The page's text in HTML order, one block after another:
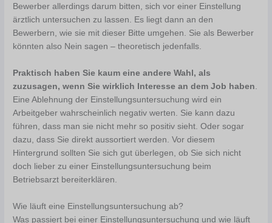
Bewerber allerdings darum bitten, sich vor einer Einstellung
ärztlich untersuchen zu lassen. Es liegt dann an den
Bewerbern, wie sie mit dieser Bitte umgehen. Sie als Bewerber
könnten also Nein sagen – theoretisch jedenfalls.
Praktisch haben Sie kaum eine andere Wahl, als
zuzusagen, wenn Sie wirklich Interesse an dem Job haben.
Eine Ablehnung der Einstellungsuntersuchung wird ein
Arbeitgeber wahrscheinlich negativ werten. Sie kann dazu
führen, dass man sie nicht mehr so positiv sieht. Oder sogar
dazu, dass Sie direkt aussortiert werden. Vor diesem
Hintergrund sollten Sie sich gut überlegen, ob Sie sich nicht
doch lieber zu einer Einstellungsuntersuchung beim
Betriebsarzt bereiterklären.
Wie läuft eine Einstellungsuntersuchung ab?
Was passiert bei einer Einstellungsuntersuchung und wie läuft